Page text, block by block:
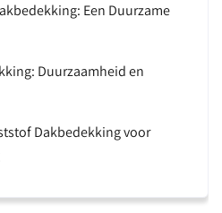
Een Duurzame
Duurzaamheid en
Dakbedekking voor